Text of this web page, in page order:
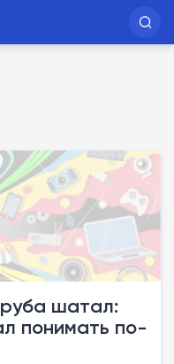
шатал:
понимать по-